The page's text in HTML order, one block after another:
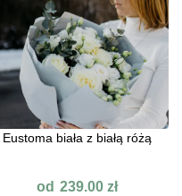
Eustoma biała z białą różą
od 239.00zł